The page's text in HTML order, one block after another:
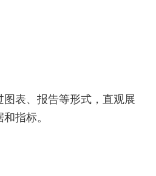
表、报告等形式，直观展
指标。